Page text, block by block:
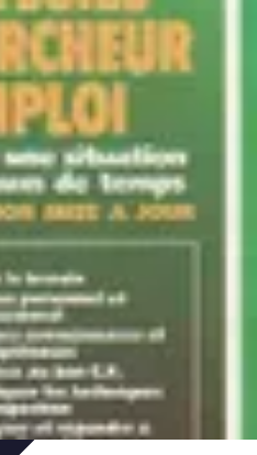
Stratégies Échiquéennes Stratégies